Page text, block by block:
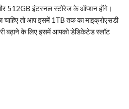
512GB इंटरनल स्टोरेज के ऑप्शन होंगे।
तो आप इसमें 1TB तक का माइक्रोएसडी
बढ़ाने के लिए इसमें आपको डेडिकेटेड स्लॉट